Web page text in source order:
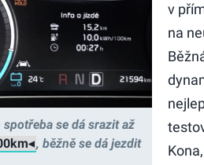
se dá srazit až
, běžně se dá jezdit
v
na